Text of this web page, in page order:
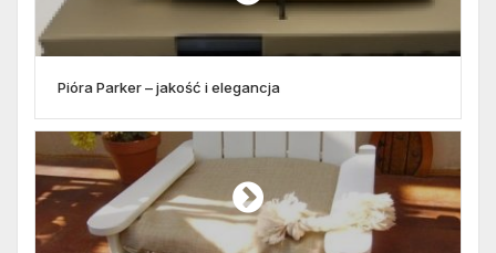
Pióra Parker – jakość i elegancja